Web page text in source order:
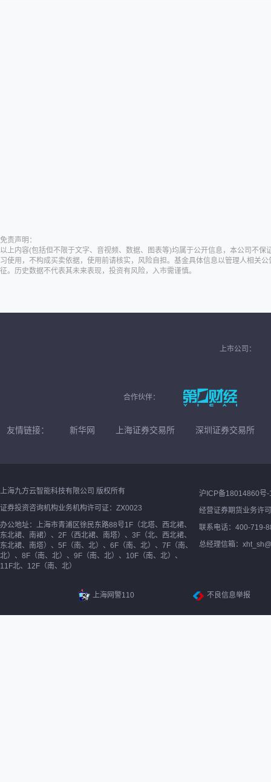
免责声明：
以上内容(包括但不限于文字、音视频、数据、图表等)均属于公开信息，本公司不
习使用，不构成买卖依据，使用前请核实，风险自担。基金具体信息以管理人相关
征。历史数据不代表其未来表现，投资有风险，入市需谨慎。
上市公司：
合作伙伴：
友情链接： 新华网 上海证券交易所 深圳证券交易所
上海九方云智能科技有限公司 版权所有
证券投资咨询机构业务机构许可证：ZX0023
办公地址：上海市青浦区徐民东路88号1F（北塔、西北裙、
东北裙、南裙）、2F（西北裙、南塔）、3F（北、西北裙、
东北裙、南塔）、5F（南、北）、6F（南、北）、7F（南、
北）、8F（南、北）、9F（南、北）、10F（南、北）、
11F北、12F（南、北）
沪ICP备18014860号-
经营证券期货业务许
联系电话：400-719-
总经理信箱：
上海网警110 不良信息举报